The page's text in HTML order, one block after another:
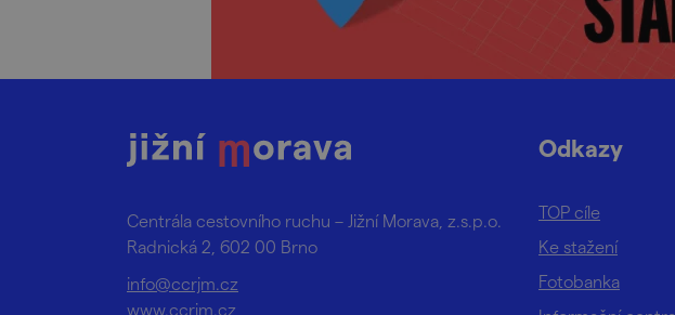
Centrála cestovního ruchu – Jižní Morava, z.s.p.o.
Radnická 2, 602 00 Brno
info@ccrjm.cz
www.ccrjm.cz
Odkazy
TOP cíle
Ke stažení
Fotobanka